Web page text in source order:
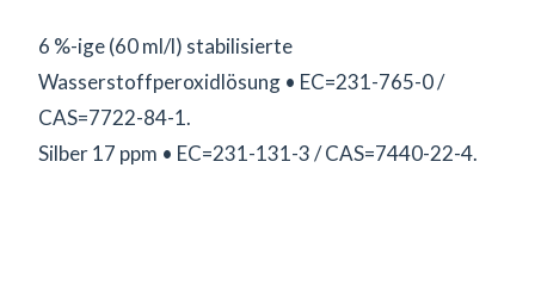
6 %-ige (60 ml/l) stabilisierte
Wasserstoffperoxidlösung • EC=231-765-0 /
CAS=7722-84-1.
Silber 17 ppm • EC=231-131-3 / CAS=7440-22-4.